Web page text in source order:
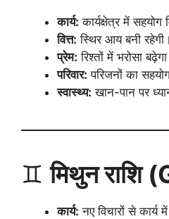
कार्य: कार्यक्षेत्र में सहयोग
वित्त: स्थिर आय बनी रहेगी।
प्रेम: रिश्तों में भरोसा
परिवार: परिजनों का
स्वास्थ्य: खान-पान पर
♊मिथुन राशि
कार्य: नए विचारों से कार्य